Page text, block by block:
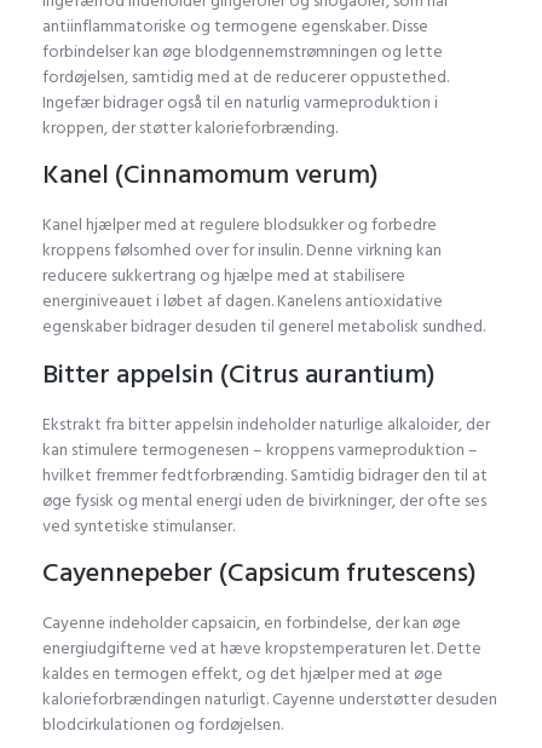
antiinflammatoriske og termogene egenskaber. Disse
forbindelser kan øge blodgennemstrømningen og lette
fordøjelsen, samtidig med at de reducerer oppustethed.
Ingefær bidrager også til en naturlig varmeproduktion i
kroppen, der støtter kalorieforbrænding.
Kanel (Cinnamomum verum)
Kanel hjælper med at regulere blodsukker og forbedre
kroppens følsomhed over for insulin. Denne virkning kan
reducere sukkertrang og hjælpe med at stabilisere
energiniveauet i løbet af dagen. Kanelens antioxidative
egenskaber bidrager desuden til generel metabolisk sundhed.
Bitter appelsin (Citrus aurantium)
Ekstrakt fra bitter appelsin indeholder naturlige alkaloider, der
kan stimulere termogenesen – kroppens varmeproduktion –
hvilket fremmer fedtforbrænding. Samtidig bidrager den til at
øge fysisk og mental energi uden de bivirkninger, der ofte ses
ved syntetiske stimulanser.
Cayennepeber (Capsicum frutescens)
Cayenne indeholder capsaicin, en forbindelse, der kan øge
energiudgifterne ved at hæve kropstemperaturen let. Dette
kaldes en termogen effekt, og det hjælper med at øge
kalorieforbrændingen naturligt. Cayenne understøtter desuden
blodcirkulationen og fordøjelsen.